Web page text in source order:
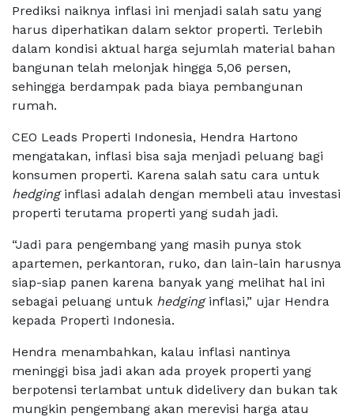
Prediksi naiknya inflasi ini menjadi salah satu yang
harus diperhatikan dalam sektor properti. Terlebih
dalam kondisi aktual harga sejumlah material bahan
bangunan telah melonjak hingga 5,06 persen,
sehingga berdampak pada biaya pembangunan
rumah.
CEO Leads Properti Indonesia, Hendra Hartono
mengatakan, inflasi bisa saja menjadi peluang bagi
konsumen properti. Karena salah satu cara untuk
hedging inflasi adalah dengan membeli atau investasi
properti terutama properti yang sudah jadi.
“Jadi para pengembang yang masih punya stok
apartemen, perkantoran, ruko, dan lain-lain harusnya
siap-siap panen karena banyak yang melihat hal ini
sebagai peluang untuk hedging inflasi,” ujar Hendra
kepada Properti Indonesia.
Hendra menambahkan, kalau inflasi nantinya
meninggi bisa jadi akan ada proyek properti yang
berpotensi terlambat untuk didelivery dan bukan tak
mungkin pengembang akan merevisi harga atau